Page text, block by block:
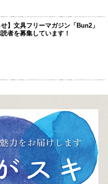
せ】文具フリーマガジン「Bun2」
者を募集しています！